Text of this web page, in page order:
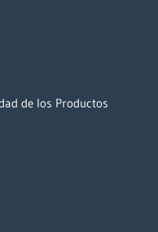
de los Productos